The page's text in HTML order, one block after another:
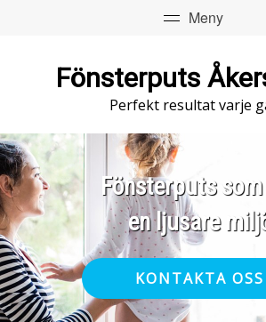
Fönsterputs
Perfekt resultat varje
Fönsterputs
en ljusare
KONTAKTA OSS